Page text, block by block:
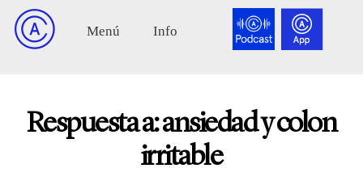
Respuesta a: ansiedad y colon
irritable